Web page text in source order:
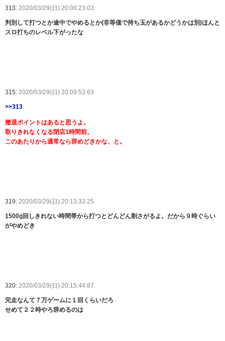
313: 2020/03/29(日) 20:08:23.03
判別して打つとか途中でやめるとか(非等価で持ち玉があるかどうかは別)ほんと
スロ打ちのレベル下がったな
315: 2020/03/29(日) 20:09:53.63
>>313
撤退ポイントはあると思うよ。
取りきれなくなる閉店1時間前。
このあたりから通常なら辞めどきかな、と。
319: 2020/03/29(日) 20:13:33.25
1500g回しきれない時間帯から打つとどんどん割さがるよ。だから９時ぐらい
がやめどき
320: 2020/03/29(日) 20:15:44.87
完走なんて７万ゲームに１回くらいだろ
せめて２２時やろ辞めるのは